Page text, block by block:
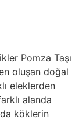
Pomza Taşı
oluşan doğal
eleklerden
alanda
köklerin